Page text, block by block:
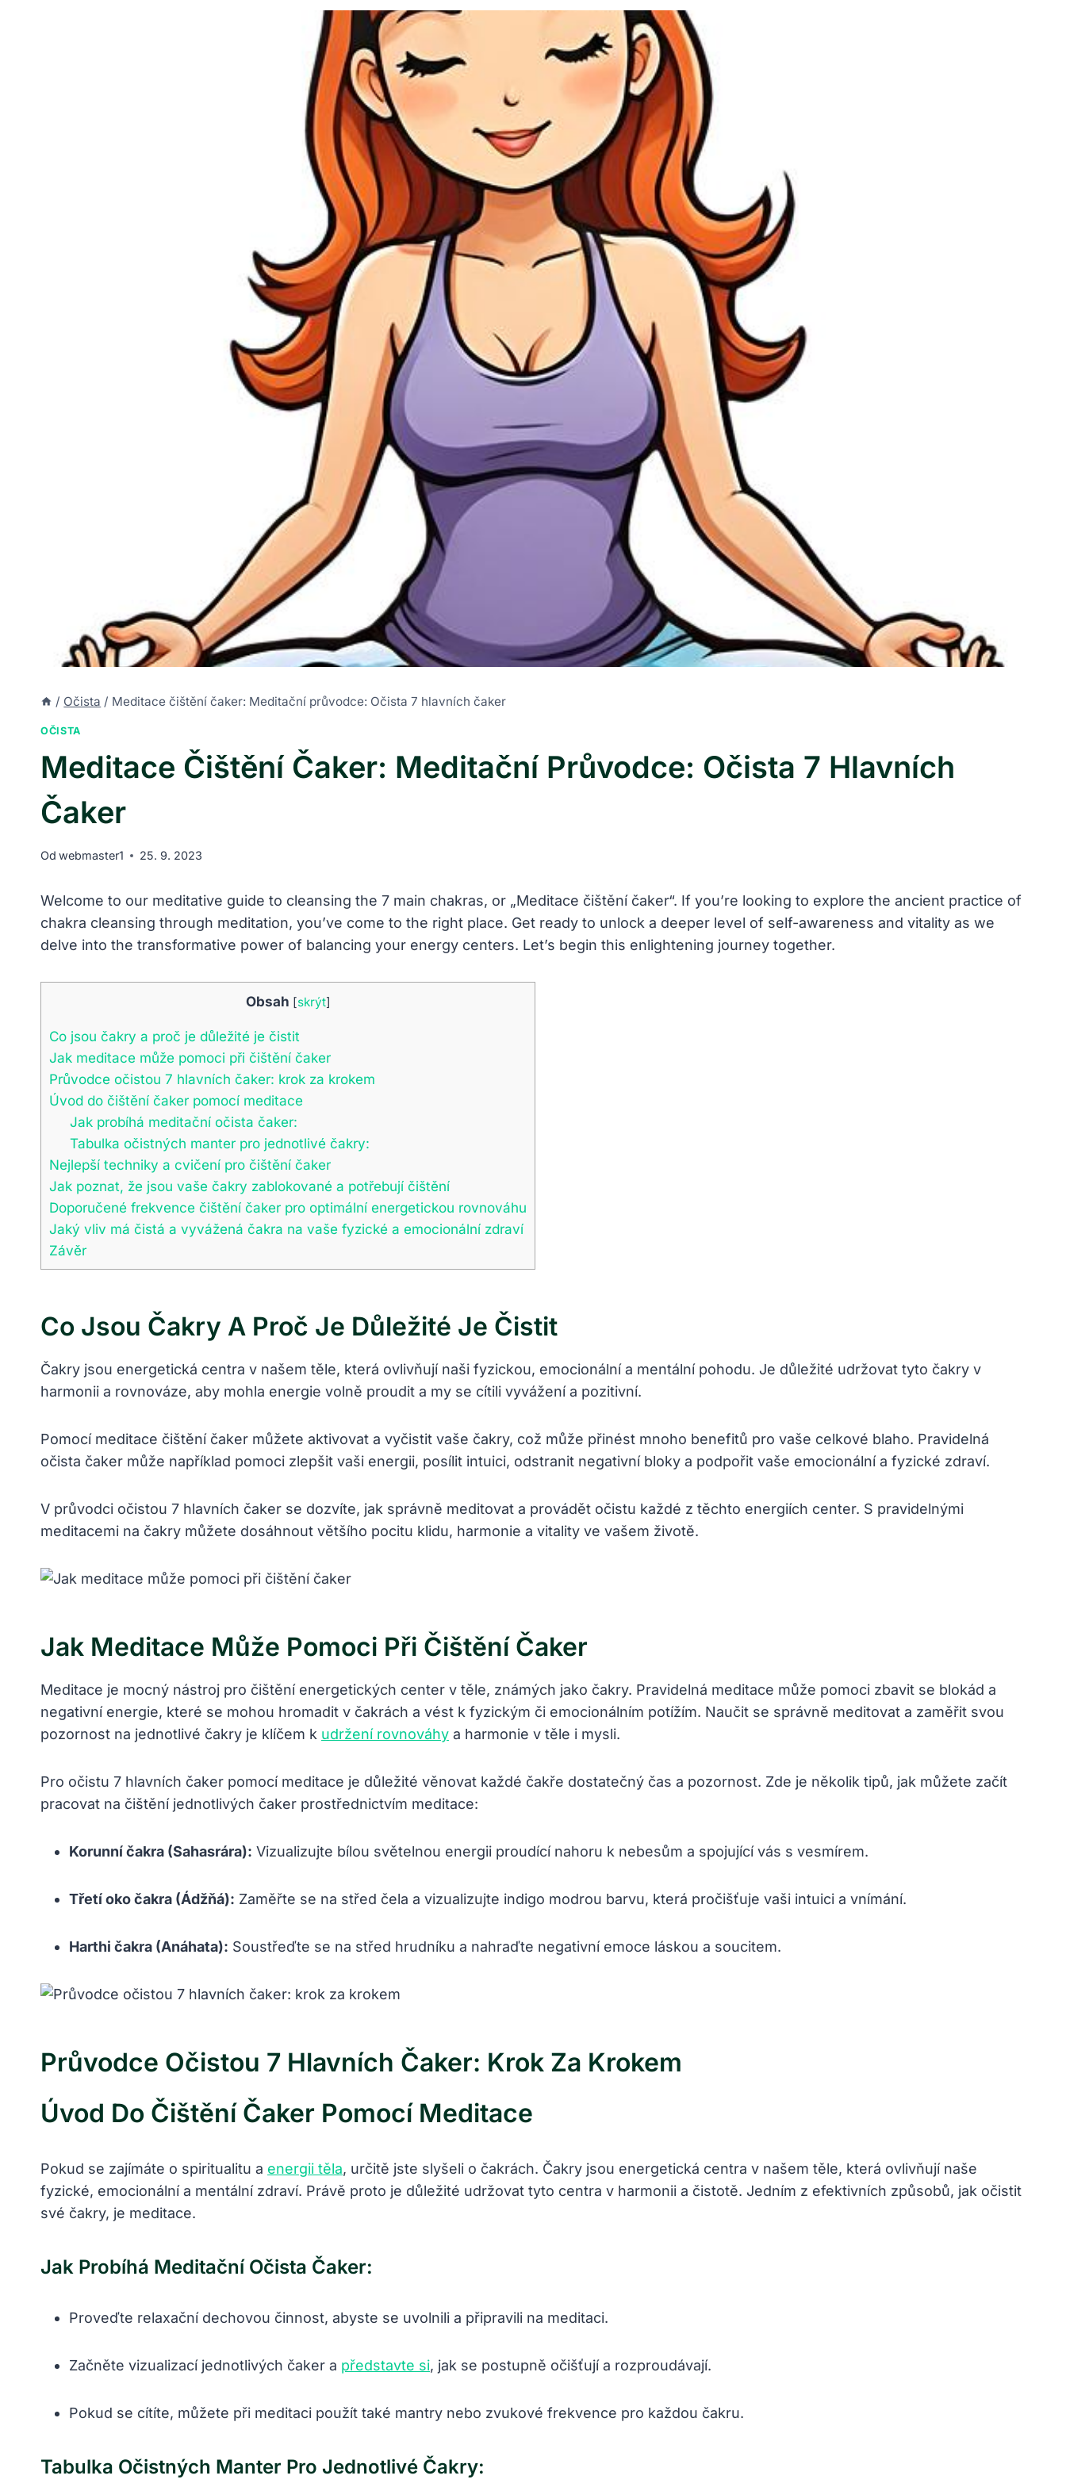
/ Očista / Meditace čištění čaker: Meditační průvodce: Očista 7 hlavních čaker
OČISTA
Meditace Čištění Čaker: Meditační Průvodce: Očista 7 Hlavních
Čaker
Od webmaster1 25. 9. 2023
Welcome to⁤ our meditative guide to cleansing the ‌7⁤ main chakras, or „Meditace čištění​ čaker“. If you’re looking to explore⁣ the ​ancient practice of⁤
chakra cleansing through meditation, ‌you’ve come⁣ to the right place. Get ready ⁢to unlock a ⁣deeper level of self-awareness and vitality as we⁤
delve‍ into⁣ the transformative power of balancing​ your energy centers. Let’s​ begin this enlightening ​journey together.
Obsah [skrýt]
Co⁢ jsou čakry‌ a proč je důležité je čistit
Jak meditace může pomoci při čištění čaker
Průvodce​ očistou ‌7 hlavních čaker: krok⁢ za ⁢krokem
Úvod do čištění čaker ⁤pomocí ⁣meditace
Jak probíhá ‌meditační očista čaker:
Tabulka očistných ‍manter ⁢pro jednotlivé⁣ čakry:
Nejlepší techniky a cvičení‌ pro čištění čaker
Jak poznat, ⁤že ‍jsou vaše čakry ⁣zablokované a potřebují čištění
Doporučené frekvence ‍čištění čaker pro optimální energetickou‌ rovnováhu
Jaký vliv má čistá a vyvážená čakra na vaše‍ fyzické a ​emocionální‍ zdraví
Závěr
Co⁢ Jsou Čakry‌ A Proč Je Důležité Je Čistit
Čakry jsou energetická ​centra v našem těle, která ovlivňují naši fyzickou, ⁢emocionální ⁤a mentální pohodu. ⁣Je důležité udržovat ⁢tyto čakry v
harmonii a‍ rovnováze, aby mohla energie volně ‌proudit a my se cítili vyvážení a pozitivní.
Pomocí meditace čištění čaker můžete aktivovat a vyčistit vaše čakry, což‌ může​ přinést mnoho benefitů pro vaše celkové blaho. Pravidelná
očista‍ čaker může například ​pomoci zlepšit vaši energii, posílit intuici,⁢ odstranit⁢ negativní bloky a⁤ podpořit vaše emocionální a fyzické‌ zdraví.
V průvodci očistou 7 hlavních čaker se dozvíte, jak ⁢správně meditovat a provádět očistu ​každé‌ z těchto​ energiích center. S pravidelnými‌
meditacemi na čakry⁢ můžete dosáhnout ​většího⁢ pocitu ⁣klidu,⁣ harmonie a vitality ve ⁢vašem ‌životě.
Jak Meditace Může Pomoci Při Čištění Čaker
Meditace je mocný‍ nástroj pro čištění energetických center v těle, známých ‍jako čakry. Pravidelná meditace ​může ⁣pomoci ‍zbavit se ⁢blokád a
negativní energie, které​ se mohou hromadit v čakrách a vést k⁢ fyzickým či ‌emocionálním potížím. ⁤Naučit se správně​ meditovat a zaměřit svou
‍pozornost na jednotlivé čakry je klíčem⁢ k udržení rovnováhy a ‍harmonie v těle i‍ mysli.
Pro očistu 7⁢ hlavních čaker pomocí meditace je důležité věnovat ⁣každé čakře⁤ dostatečný ​čas a pozornost. Zde je několik ⁣tipů, jak můžete začít
pracovat⁢ na čištění jednotlivých čaker prostřednictvím meditace:
Korunní čakra (Sahasrára): Vizualizujte bílou světelnou energii proudící ​nahoru k nebesům ​a⁤ spojující ⁤vás s vesmírem.
Třetí oko čakra (Ádžňá): Zaměřte se ⁢na střed⁣ čela a vizualizujte indigo⁣ modrou barvu, která pročišťuje vaši intuici‍ a vnímání.
Harthi čakra ⁢(Anáhata): Soustřeďte se na ‍střed⁣ hrudníku a‌ nahraďte negativní emoce láskou a soucitem.
Průvodce​ Očistou ‌7 Hlavních Čaker: Krok⁢ Za ⁢krokem
Úvod Do Čištění Čaker ⁤pomocí ⁣meditace
Pokud​ se zajímáte⁣ o ⁣spiritualitu a energii těla, určitě jste​ slyšeli ⁤o ​čakrách. Čakry‍ jsou ‌energetická centra v našem ‍těle, která ⁣ovlivňují‍ naše
⁣fyzické, emocionální a mentální ⁣zdraví. Právě⁢ proto⁢ je důležité udržovat ⁤tyto centra v harmonii a čistotě. Jedním z efektivních způsobů,⁤ jak očistit‌
své čakry, je ‌meditace.
Jak Probíhá ‌meditační Očista Čaker:
Proveďte​ relaxační⁢ dechovou činnost, abyste ‍se ⁣uvolnili a připravili⁤ na​ meditaci.
Začněte​ vizualizací jednotlivých čaker a ⁢ představte si, jak se postupně‍ očišťují a ⁤rozproudávají.
Pokud se cítíte, můžete při meditaci použít také⁢ mantry nebo zvukové ‍frekvence pro každou⁢ čakru.
Tabulka Očistných ‍manter ⁢pro Jednotlivé⁣ Čakry: